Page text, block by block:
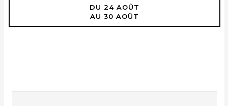
DU 24 AOÛT
AU 30 AOÛT